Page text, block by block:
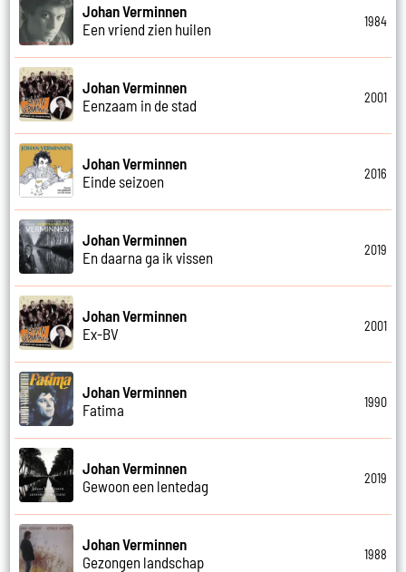
Johan Verminnen
Een vriend zien huilen
1984
Johan Verminnen
Eenzaam in de stad
2001
Johan Verminnen
Einde seizoen
2016
Johan Verminnen
En daarna ga ik vissen
2019
Johan Verminnen
Ex-BV
2001
Johan Verminnen
Fatima
1990
Johan Verminnen
Gewoon een lentedag
2019
Johan Verminnen
Gezongen landschap
1988